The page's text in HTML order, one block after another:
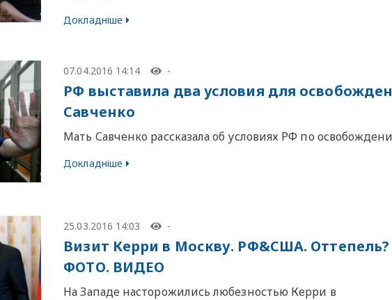
Докладніше
07.04.2016 14:14 -
РФ выставила два условия для
Савченко
Мать Савченко рассказала об условиях РФ по
Докладніше
25.03.2016 14:03 -
Визит Керри в Москву. РФ&США. Оттепель?
ФОТО. ВИДЕО
На Западе насторожились любезностью Керри в